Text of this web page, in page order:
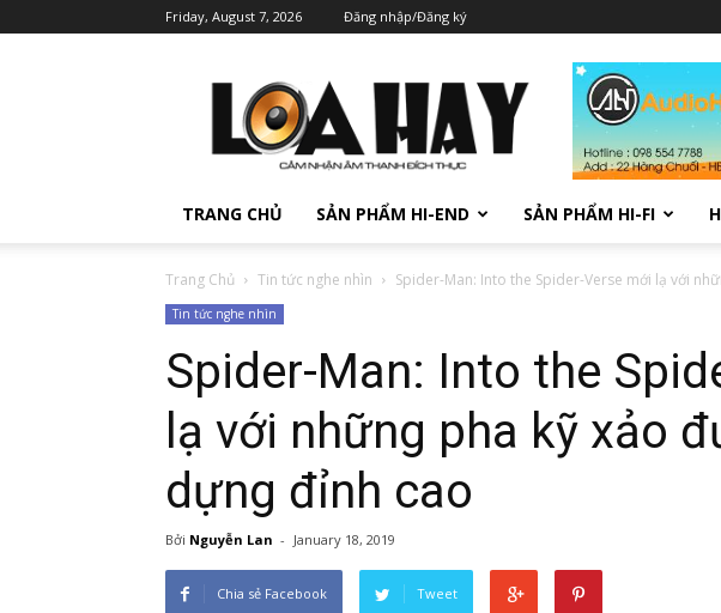
Friday, August 7, 2026 Đăng nhập/Đăng ký
TRANG CHỦ SẢN PHẨM HI-END SẢN PHẨM HI-FI
Trang Chủ Tin tức nghe nhìn Spider-Man: Into the Spider-Verse mới lạ với
Tin tức nghe nhìn
Spider-Man: Into the
lạ với những pha kỹ xảo
dựng đỉnh cao
Bởi Nguyễn Lan - January 18, 2019
Chia sẻ Facebook Tweet